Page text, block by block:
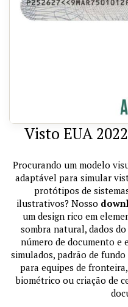
Visto EUA
Procurando um modelo
adaptável para simular
protótipos de
ilustrativos? Nosso
um design rico em
sombra natural, dados
número de documento e
simulados, padrão de
para equipes de
biométrico ou criação de